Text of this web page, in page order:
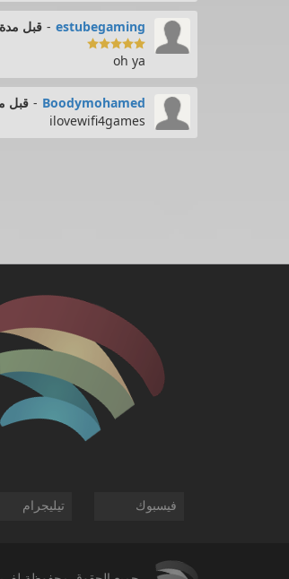
estubegaming
- قبل

oh ya
Boodymohamed
- قبل
ilovewifi4games
فيسبوك تيليجرام